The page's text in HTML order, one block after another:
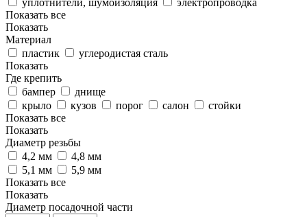
уплотнители, шумоизоляция
электропроводка
Показать все
Показать
Материал
пластик
углеродистая сталь
Показать
Где крепить
бампер
днище
крыло
кузов порог салон
стойки
Показать все
Показать
Диаметр резьбы
4,2 мм
4,8 мм
5,1 мм
5,9 мм
Показать все
Показать
Диаметр посадочной части